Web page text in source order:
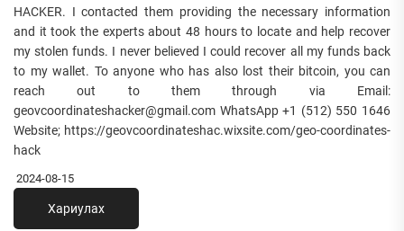
HACKER. I contacted them providing the necessary information
and it took the experts about 48 hours to locate and help recover
my stolen funds. I never believed I could recover all my funds back
to my wallet. To anyone who has also lost their bitcoin, you can
reach out to them through via Email:
geovcoordinateshacker@gmail.com WhatsApp +1 (512) 550 1646
Website; https://geovcoordinateshac.wixsite.com/geo-coordinates-
hack
2024-08-15
Хариулах